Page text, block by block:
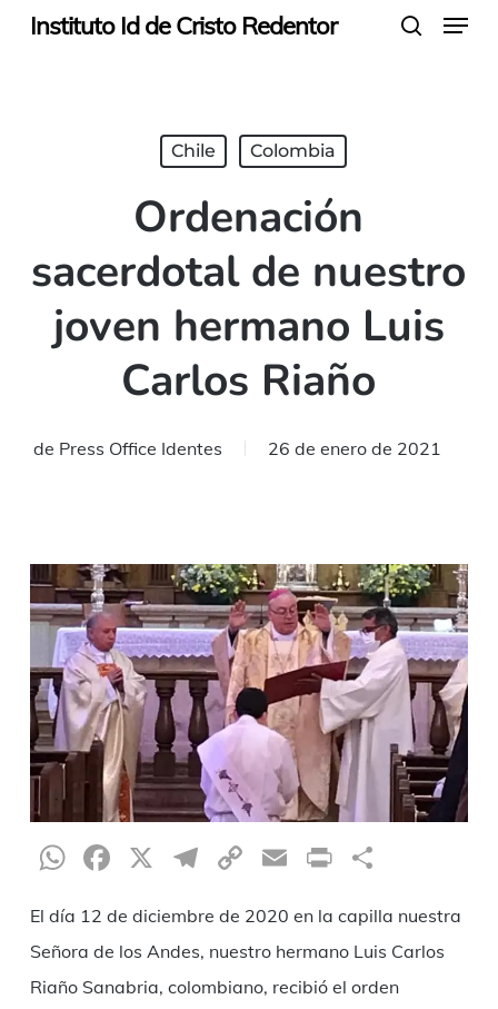
SkipInstituto Id de Cristo Redentor Menu
Chile Colombia
Ordenación
sacerdotal de nuestro
joven hermano Luis
Carlos Riaño
de Press Office Identes 26 de enero de 2021
WhatsApp
Facebook
X Telegram
CopyEmailPrint
El día 12 de diciembre de 2020 en la capilla nuestra
Señora de los Andes, nuestro hermano Luis Carlos
Riaño Sanabria, colombiano, recibió el orden